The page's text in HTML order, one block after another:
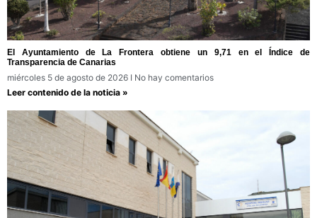
El Ayuntamiento de La Frontera obtiene un 9,71 en el Índice de
Transparencia de Canarias
miércoles 5 de agosto de 2026
No hay comentarios
Leer contenido de la noticia »